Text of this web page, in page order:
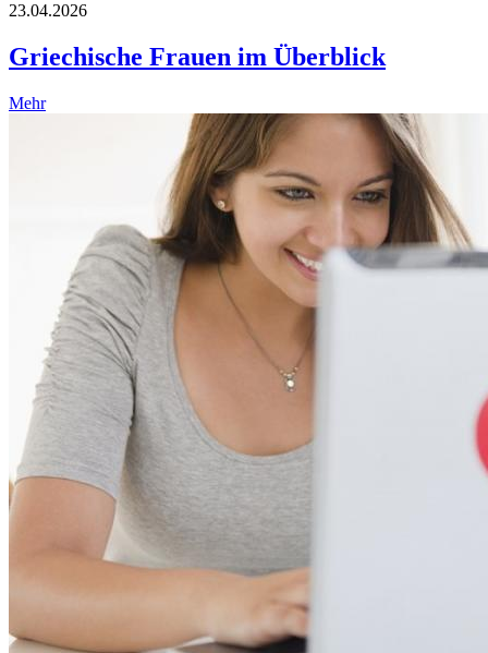
23.04.2026
Griechische Frauen im Überblick
Mehr